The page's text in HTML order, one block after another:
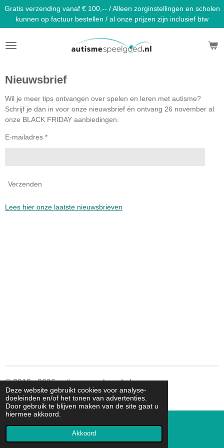
Deze website gebruikt cookies voor analyse-
doeleinden en/of het tonen van advertenties.
Door gebruik te blijven maken van de site gaat u
hiermee akkoord.
Akkoord
Ga
direct
naar
de
hoofdinhoud
Gratis verzending vanaf € 100,-- / Alleen zorginstellingen en scholen
kunnen op factuur bestellen / al onze prijzen zijn inclusief btw
Nieuwsbrief
Wil je meer tips ontvangen over spelen en leren met autisme?
Schrijf je dan in voor onze nieuwsbrief én ontvang 26 november al
onze BLACK FRIDAY aanbiedingen.
E-mailadres *
Verzenden
Lees hier onze laatste nieuwsbrieven
© 2019 - 2026 autismespeelgoed.nl
Powered byJouwWeb
E-mailadres